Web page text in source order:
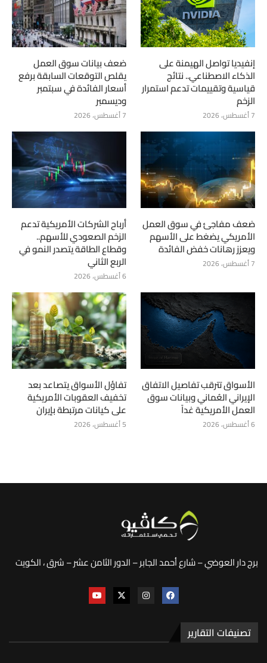
إنفيديا تواصل الهيمنة على
الذكاء الاصطناعي.. نتائج
قياسية وتقييمات تدعم استمرار
الزخم
7 أغسطس، 2026
ضعف بيانات سوق العمل
يقلص التوقعات السابقة برفع
أسعار الفائدة في سبتمبر
وديسمبر
7 أغسطس، 2026
ضعف مفاجئ في سوق العمل
الأمريكي يضغط على الأسهم
ويعزز رهانات خفض الفائدة
7 أغسطس، 2026
أرباح الشركات الأمريكية تدعم
الزخم الصعودي للأسهم..
وقطاع الطاقة يتصدر النمو في
الربع الثاني
6 أغسطس، 2026
الأسواق تترقب تفاصيل الاتفاق
الإيراني العُماني وبيانات سوق
العمل الأمريكية غداً
6 أغسطس، 2026
تفاؤل الأسواق يتصاعد بعد
تخفيف العقوبات الأمريكية
على كيانات مرتبطة بإيران
5 أغسطس، 2026
برج دار العوضي – شارع أحمد الجابر – الدور الثامن عشر – شرق ، الكويت
تصنيفات التقارير